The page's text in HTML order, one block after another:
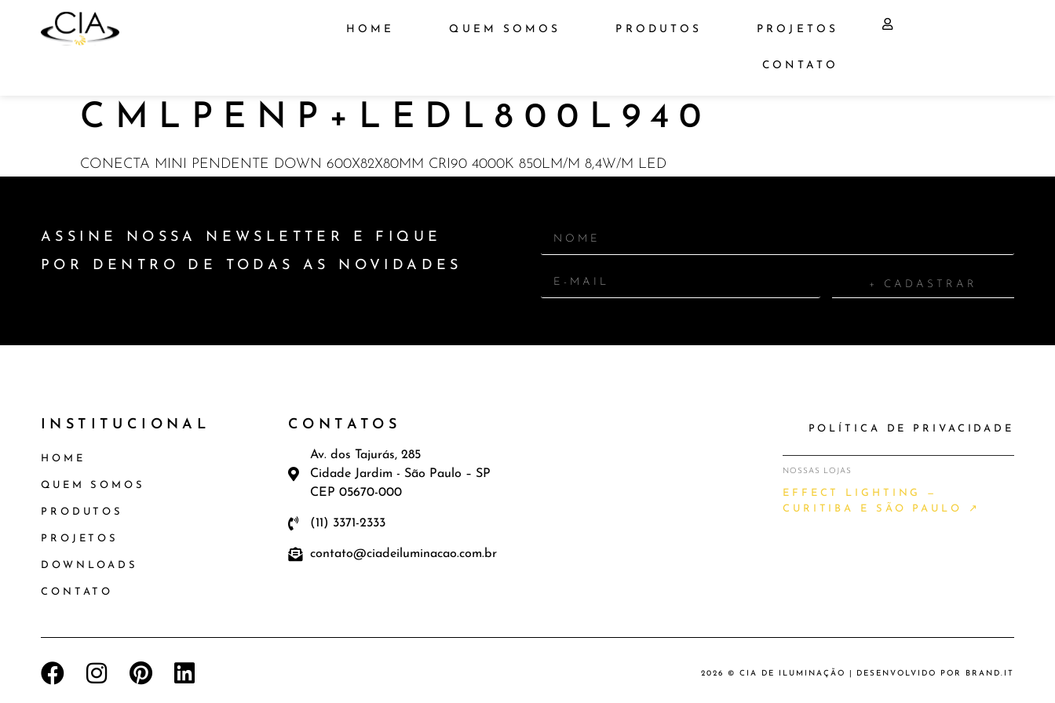
HOME QUEM SOMOS PRODUTOS PROJETOS
CONTATO
CMLPENP+LEDL800L940
CONECTA MINI PENDENTE DOWN 600X82X80MM CRI90 4000K 850LM/M 8,4W/M LED
ASSINE NOSSA NEWSLETTER E FIQUE
POR DENTRO DE TODAS AS NOVIDADES
+ CADASTRAR
INSTITUCIONAL
HOME
QUEM SOMOS
PRODUTOS
PROJETOS
DOWNLOADS
CONTATO
CONTATOS
Av. dos Tajurás, 285
Cidade Jardim - São Paulo – SP
CEP 05670-000
(11) 3371-2333
contato@ciadeiluminacao.com.br
POLÍTICA DE PRIVACIDADE
NOSSAS LOJAS
EFFECT LIGHTING —
CURITIBA E SÃO PAULO ↗
2026 © CIA DE ILUMINAÇÃO | DESENVOLVIDO POR BRAND.IT